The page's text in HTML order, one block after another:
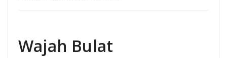
Wajah Bulat